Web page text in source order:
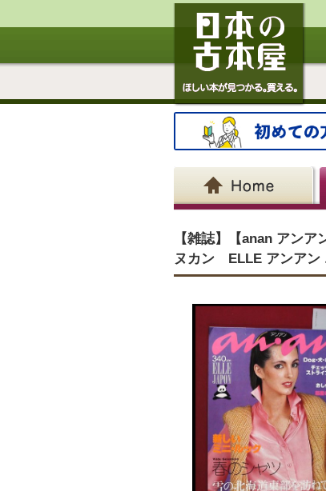
【雑誌】【anan アン
ヌカン ELLE アンアン